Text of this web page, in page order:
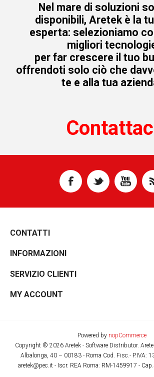
Nel mare di soluzioni
disponibili, Aretek è la
esperta: selezioniamo
migliori
per far crescere il tuo
offrendoti solo ciò che
te e alla tua
CONTATTI
INFORMAZIONI
SERVIZIO CLIENTI
MY ACCOUNT
Powered by nopCommerce
Copyright © 2026 Aretek - Software Distributor.
Albalonga, 40 – 00183 - Roma Cod. Fisc.- P.IVA:
aretek@pec.it - Iscr. REA Roma: RM-1459917 -